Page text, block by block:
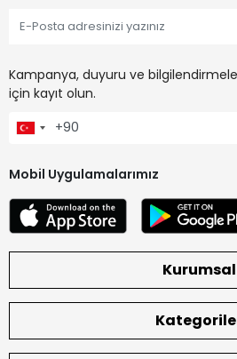
Kampanya, duyuru ve
için kayıt olun.
Mobil Uygulamalarımız
Kurumsal